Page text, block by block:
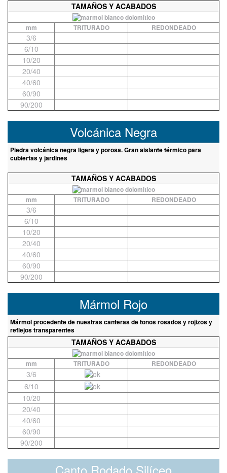
TAMAÑOS Y ACABADOS
mm TRITURADO REDONDEADO
3/6
6/10
10/20
20/40
40/60
60/90
90/200
Volcánica Negra
Piedra volcánica negra ligera y porosa. Gran aislante térmico para
cubiertas y jardines
TAMAÑOS Y ACABADOS
mm TRITURADO REDONDEADO
3/6
6/10
10/20
20/40
40/60
60/90
90/200
Mármol Rojo
Mármol procedente de nuestras canteras de tonos rosados y rojizos y
reflejos transparentes
TAMAÑOS Y ACABADOS
mm TRITURADO REDONDEADO
3/6
6/10
10/20
20/40
40/60
60/90
90/200